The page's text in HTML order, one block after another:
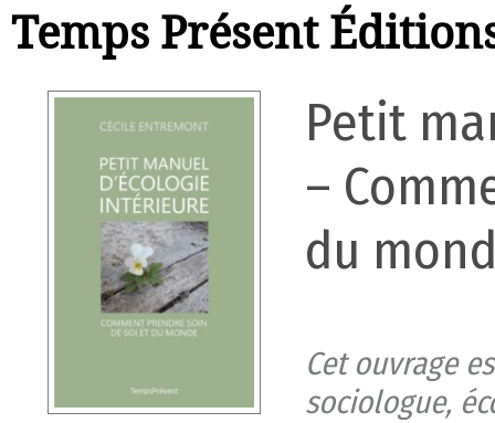
Temps Présent
Petit
–
du
Cet ouvrage
sociologue,